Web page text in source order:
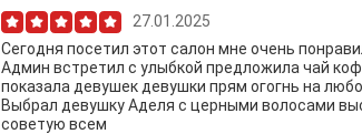
27.01.2025
Сегодня посетил этот салон мне очень
Админ встретил с улыбкой предложила чай
показала девушек девушки прям огогнь на
Выбрал девушку Аделя с церными волосами
советую всем